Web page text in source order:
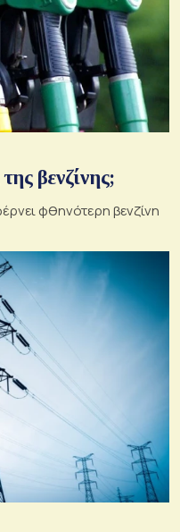
βενζίνης;
φθηνότερη βενζίνη